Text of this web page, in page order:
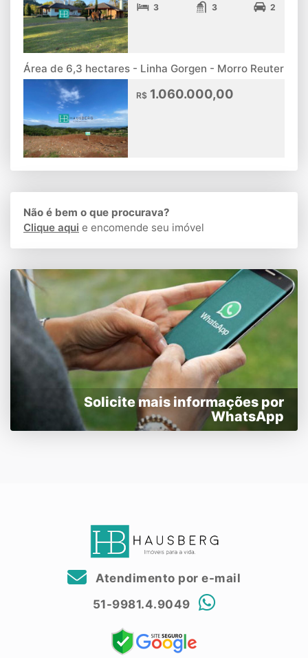
3 3 2
Área de 6,3 hectares - Linha Gorgen - Morro Reuter
R$ 1.060.000,00
Não é bem o que procurava?
Clique aqui e encomende seu imóvel
Solicite mais informações por
WhatsApp
Atendimento por e-mail
51-9981.4.9049